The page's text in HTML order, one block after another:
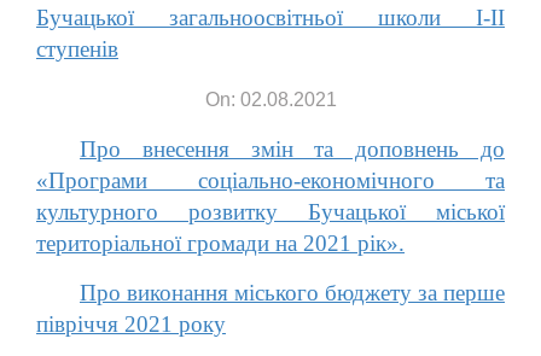
Бучацької загальноосвітньої школи І-ІІ
ступенів
On: 02.08.2021
Про внесення змін та доповнень до
«Програми соціально-економічного та
культурного розвитку Бучацької міської
територіальної громади на 2021 рік».
Про виконання міського бюджету за перше
півріччя 2021 року